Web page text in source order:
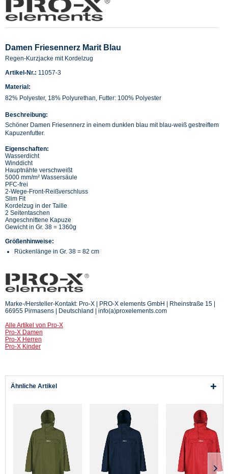
Damen Friesennerz Marit Blau
Regen-Kurzjacke mit Kordelzug
Artikel-Nr.: 11057-3
Material:
82% Polyester, 18% Polyurethan, Futter: 100% Polyester
Beschreibung:
Schöner Damen Friesennerz in einem dunklen blau mit blau-weiß gestreiftem
Kapuzenfutter.
Eigenschaften:
Wasserdicht
Winddicht
Hauptnähte verschweißt
5000 mm/m² Wassersäule
PFC-frei
2-Wege-Front-Reißverschluss
Slim Fit
Kordelzug in der Taille
2 Seitentaschen
Angeschnittene Kapuze
Gewicht in Gr. 38 = 1360g
Größenhinweise:
Rückenlänge in Gr. 38 = 82 cm
Marke-/Hersteller-Kontakt: Pro-X | PRO-X elements GmbH | Rheinstraße 15 |
66955 Pirmasens | Deutschland | info(a)proxelements.com
Alle Artikel von Pro-X
Pro-X Damen
Pro-X Herren
Pro-X Kinder
Ähnliche Artikel